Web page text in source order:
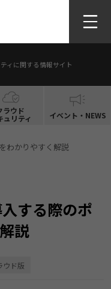
ィに関する情報サイト
ラウド
ュリティ イベント・NEWS
わかりやすく解説
する際のポ
説
ウド版